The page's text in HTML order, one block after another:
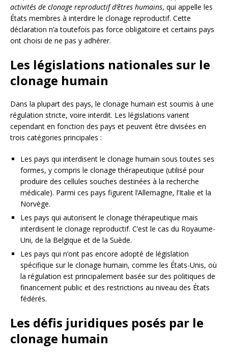
activités de clonage reproductif d’êtres humains, qui appelle les
États membres à interdire le clonage reproductif. Cette
déclaration n’a toutefois pas force obligatoire et certains pays
ont choisi de ne pas y adhérer.
Les législations nationales sur le
clonage humain
Dans la plupart des pays, le clonage humain est soumis à une
régulation stricte, voire interdit. Les législations varient
cependant en fonction des pays et peuvent être divisées en
trois catégories principales :
Les pays qui interdisent le clonage humain sous toutes ses
formes, y compris le clonage thérapeutique (utilisé pour
produire des cellules souches destinées à la recherche
médicale). Parmi ces pays figurent l’Allemagne, l’Italie et la
Norvège.
Les pays qui autorisent le clonage thérapeutique mais
interdisent le clonage reproductif. C’est le cas du Royaume-
Uni, de la Belgique et de la Suède.
Les pays qui n’ont pas encore adopté de législation
spécifique sur le clonage humain, comme les États-Unis, où
la régulation est principalement basée sur des politiques de
financement public et des restrictions au niveau des États
fédérés.
Les défis juridiques posés par le
clonage humain